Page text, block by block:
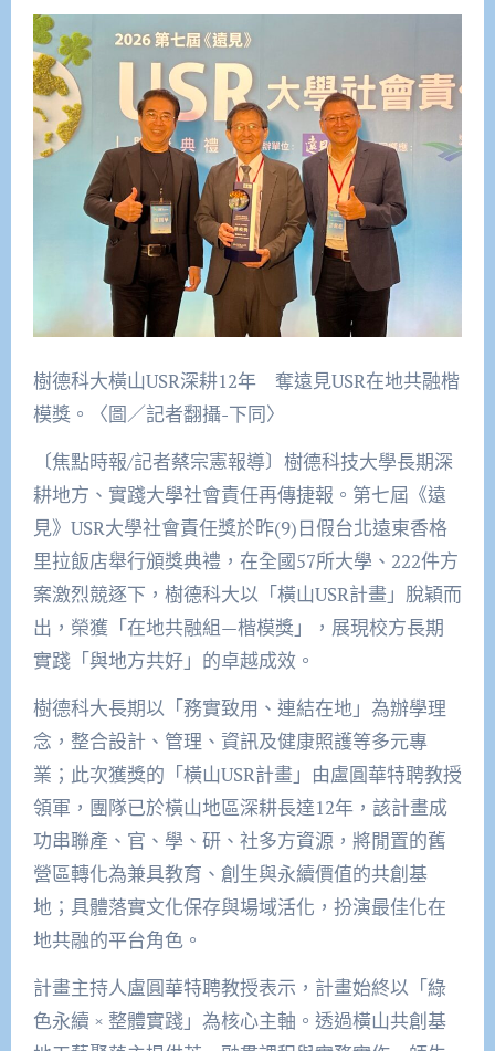
樹德科大橫山USR深耕12年 奪遠見USR在地共融楷
模獎。〈圖／記者翻攝-下同〉
〔焦點時報/記者蔡宗憲報導〕樹德科技大學長期深
耕地方、實踐大學社會責任再傳捷報。第七屆《遠
見》USR大學社會責任獎於昨(9)日假台北遠東香格
里拉飯店舉行頒獎典禮，在全國57所大學、222件方
案激烈競逐下，樹德科大以「橫山USR計畫」脫穎而
出，榮獲「在地共融組—楷模獎」，展現校方長期
實踐「與地方共好」的卓越成效。
樹德科大長期以「務實致用、連結在地」為辦學理
念，整合設計、管理、資訊及健康照護等多元專
業；此次獲獎的「橫山USR計畫」由盧圓華特聘教授
領軍，團隊已於橫山地區深耕長達12年，該計畫成
功串聯產、官、學、研、社多方資源，將閒置的舊
營區轉化為兼具教育、創生與永續價值的共創基
地；具體落實文化保存與場域活化，扮演最佳化在
地共融的平台角色。
計畫主持人盧圓華特聘教授表示，計畫始終以「綠
色永續 × 整體實踐」為核心主軸。透過橫山共創基